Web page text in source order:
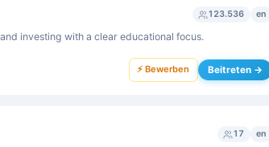
123.536 en
investing with a clear educational focus.
⚡ Bewerben Beitreten →
17 en